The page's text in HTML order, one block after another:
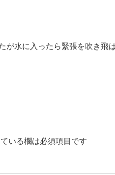
が水に入ったら緊張を吹き飛
いる欄は必須項目です